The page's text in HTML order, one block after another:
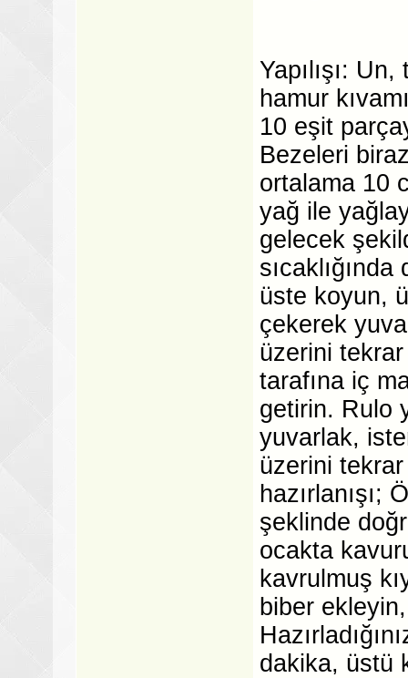
Yapılışı:
hamur
10 eşit
Bezeleri
ortalama 10
yağ ile
gelecek
üste koyun,
çekerek
üzerini tekrar
tarafına iç
getirin. Rulo
yuvarlak,
üzerini tekrar
hazırlanışı;
şeklinde
ocakta
kavrulmuş
biber
dakika, üstü